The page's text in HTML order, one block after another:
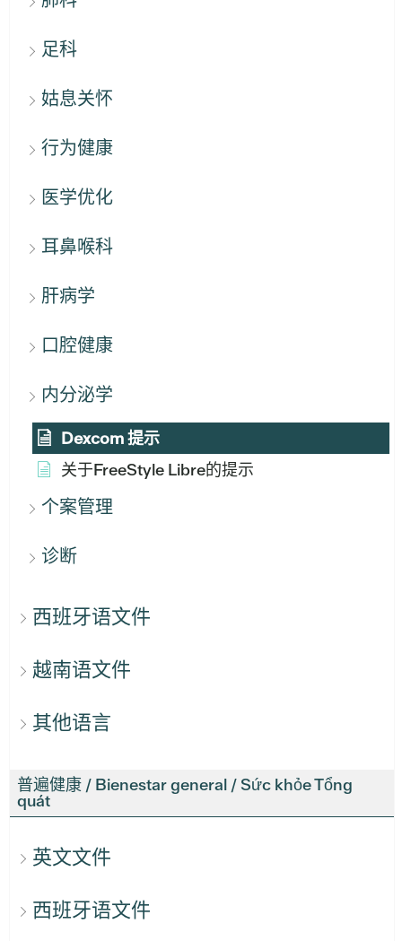
足科
姑息关怀
行为健康
医学优化
耳鼻喉科
肝病学
口腔健康
内分泌学
Dexcom 提示
关于FreeStyle Libre的提示
个案管理
诊断
西班牙语文件
越南语文件
其他语言
普遍健康 / Bienestar general / Sức khỏe Tổng
quát
英文文件
西班牙语文件